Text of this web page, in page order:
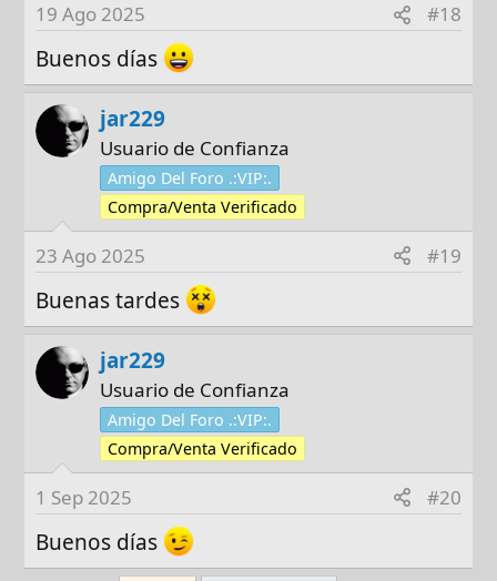
19 Ago 2025 #18
Buenos días
jar229
Usuario de Confianza
Amigo Del Foro .:VIP:.
Compra/Venta Verificado
23 Ago 2025 #19
Buenas tardes
jar229
Usuario de Confianza
Amigo Del Foro .:VIP:.
Compra/Venta Verificado
1 Sep 2025 #20
Buenos días